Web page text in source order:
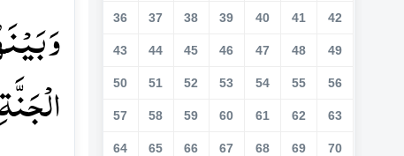
وَ
36 37 38 39 40 41 42
43 44 45 46 47 48 49
50 51 52 53 54 55 56
57 58 59 60 61 62 63
64 65 66 67 68 69 70